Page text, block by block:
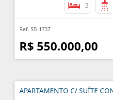
3
Ref. SB-1737
R$ 550.000,00
APARTAMENTO C/ SUÍTE